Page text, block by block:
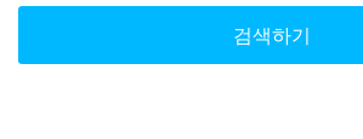
검색하기